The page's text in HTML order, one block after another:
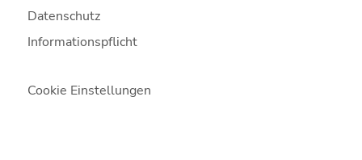
Datenschutz
Informationspflicht
Cookie Einstellungen